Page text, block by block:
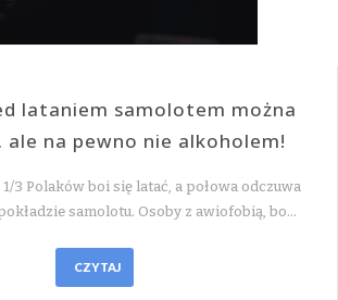
lataniem samolotem można
na pewno nie alkoholem!
1/3 Polaków boi się latać, a połowa odczuwa
samolotu. Osoby z awiofobią, bo…
CZYTAJ